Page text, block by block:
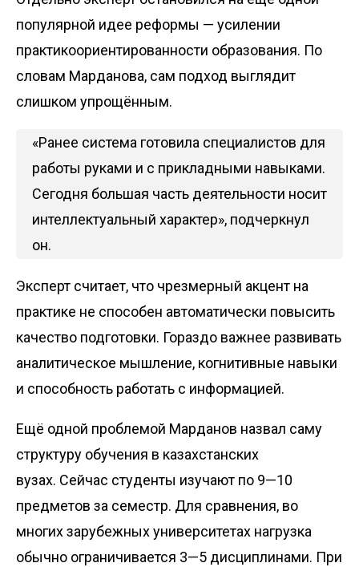
популярной идее реформы — усилении
практикоориентированности образования. По
словам Марданова, сам подход выглядит
слишком упрощённым.
«Ранее система готовила специалистов для
работы руками и с прикладными навыками.
Сегодня большая часть деятельности носит
интеллектуальный характер», подчеркнул
он.
Эксперт считает, что чрезмерный акцент на
практике не способен автоматически повысить
качество подготовки. Гораздо важнее развивать
аналитическое мышление, когнитивные навыки
и способность работать с информацией.
Ещё одной проблемой Марданов назвал саму
структуру обучения в казахстанских
вузах. Сейчас студенты изучают по 9—10
предметов за семестр. Для сравнения, во
многих зарубежных университетах нагрузка
обычно ограничивается 3—5 дисциплинами. При